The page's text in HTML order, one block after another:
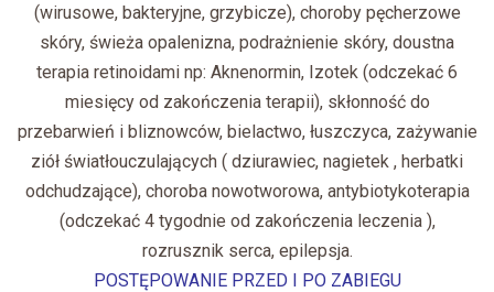
(wirusowe, bakteryjne, grzybicze), choroby pęcherzowe
skóry, świeża opalenizna, podrażnienie skóry, doustna
terapia retinoidami np: Aknenormin, Izotek (odczekać 6
miesięcy od zakończenia terapii), skłonność do
przebarwień i bliznowców, bielactwo, łuszczyca, zażywanie
ziół światłouczulających ( dziurawiec, nagietek , herbatki
odchudzające), choroba nowotworowa, antybiotykoterapia
(odczekać 4 tygodnie od zakończenia leczenia ),
rozrusznik serca, epilepsja.
POSTĘPOWANIE PRZED I PO ZABIEGU